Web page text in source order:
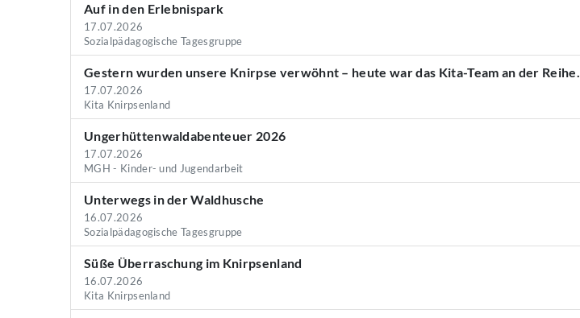
Auf in den Erlebnispark
17.07.2026
Sozialpädagogische Tagesgruppe
Gestern wurden unsere Knirpse verwöhnt – heute war das Kita-Team an der Reihe.
17.07.2026
Kita Knirpsenland
Ungerhüttenwaldabenteuer 2026
17.07.2026
MGH - Kinder- und Jugendarbeit
Unterwegs in der Waldhusche
16.07.2026
Sozialpädagogische Tagesgruppe
Süße Überraschung im Knirpsenland
16.07.2026
Kita Knirpsenland